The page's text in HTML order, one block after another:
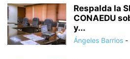
Respalda la
CONAEDU
y...
Ángeles Barrios -